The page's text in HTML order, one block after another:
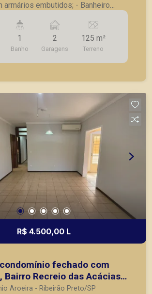
armários embutidos; - Banheiro
para 2 ambientes; - Cozinha com
- Corredor lateral; -
no fundo; - 2 Vagas de garagem.
como objetivo atender seus
agilidade e segurança, em locação,
1
Banho
2
Garagens
125 m²
Terreno
R$ 4.500,00 L
fechado com
Bairro Recreio das Acácias,
em Ribeirão Preto/SP.
Aroeira - Ribeirão Preto/SP